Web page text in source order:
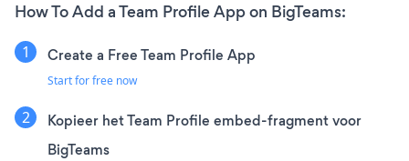
How To Add a Team Profile App on BigTeams:
Create a Free Team Profile App
Start for free now
Kopieer het Team Profile embed-fragment voor
BigTeams